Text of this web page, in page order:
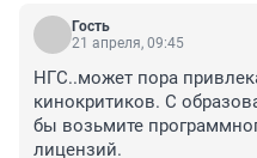
Гость
21 апреля, 09:45
НГС..может пора
кинокритиков. С
бы возьмите
лицензий.